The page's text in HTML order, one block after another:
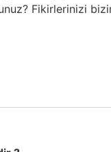
Fikirlerinizi